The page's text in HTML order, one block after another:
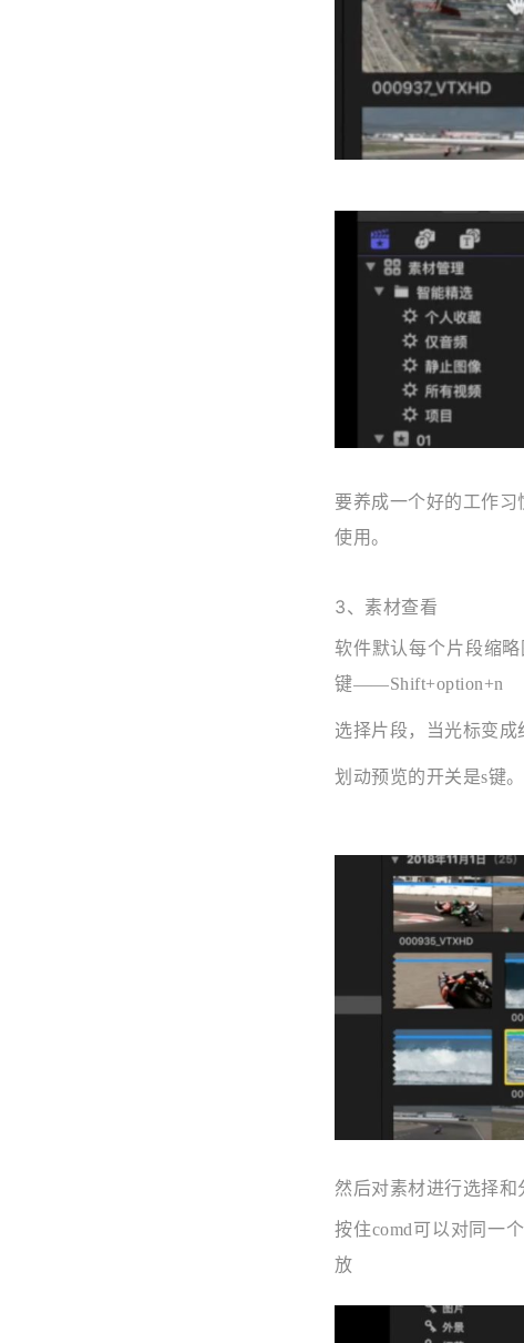
要养成一个好的工作
使用。
3、素材查看
软件默认每个片段缩
键——Shift+option+n
选择片段，当光标变成
划动预览的开关是s键。
然后对素材进行选择和
按住comd可以对同一
放